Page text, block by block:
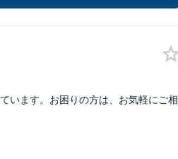
います。お困りの方は、お気軽にご相